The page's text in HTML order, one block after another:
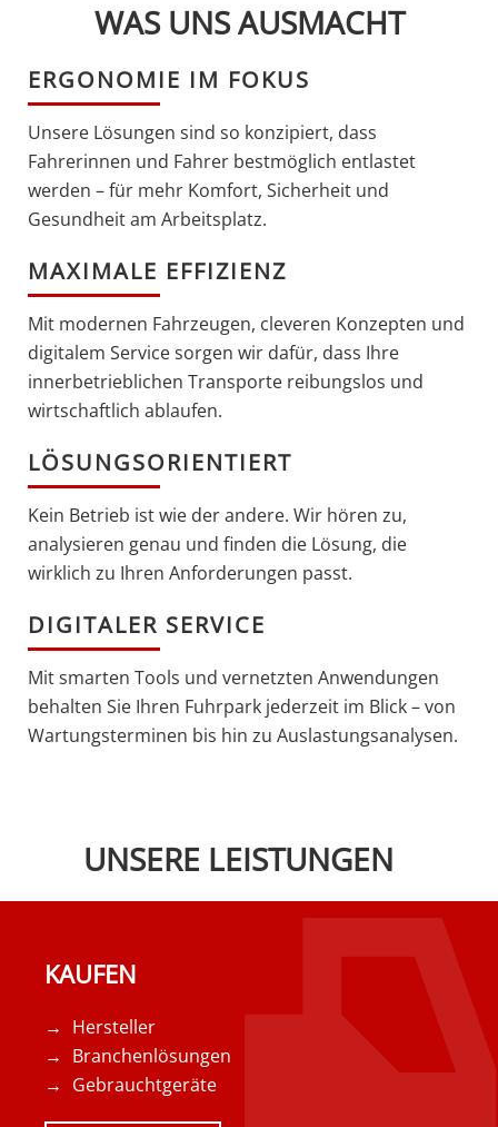
WAS UNS AUSMACHT
ERGONOMIE IM FOKUS
Unsere Lösungen sind so konzipiert, dass
Fahrerinnen und Fahrer bestmöglich entlastet
werden – für mehr Komfort, Sicherheit und
Gesundheit am Arbeitsplatz.
MAXIMALE EFFIZIENZ
Mit modernen Fahrzeugen, cleveren Konzepten und
digitalem Service sorgen wir dafür, dass Ihre
innerbetrieblichen Transporte reibungslos und
wirtschaftlich ablaufen.
LÖSUNGSORIENTIERT
Kein Betrieb ist wie der andere. Wir hören zu,
analysieren genau und finden die Lösung, die
wirklich zu Ihren Anforderungen passt.
DIGITALER SERVICE
Mit smarten Tools und vernetzten Anwendungen
behalten Sie Ihren Fuhrpark jederzeit im Blick – von
Wartungsterminen bis hin zu Auslastungsanalysen.
UNSERE LEISTUNGEN
KAUFEN
Hersteller
Branchenlösungen
Gebrauchtgeräte